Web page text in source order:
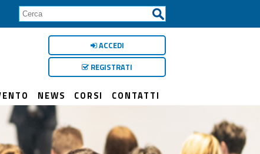
ACCEDI
REGISTRATI
NEWS CORSI CONTATTI